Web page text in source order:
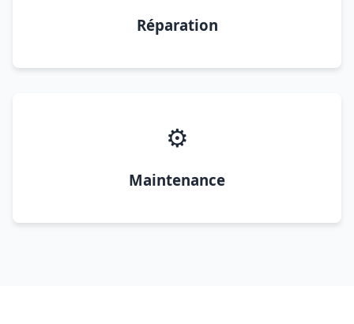
Réparation
⚙️
Maintenance